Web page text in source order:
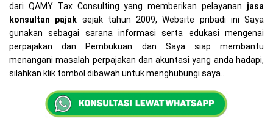
dari QAMY Tax Consulting yang memberikan pelayanan jasa
konsultan pajak sejak tahun 2009, Website pribadi ini Saya
gunakan sebagai sarana informasi serta edukasi mengenai
perpajakan dan Pembukuan dan Saya siap membantu
menangani masalah perpajakan dan akuntasi yang anda hadapi,
silahkan klik tombol dibawah untuk menghubungi saya..